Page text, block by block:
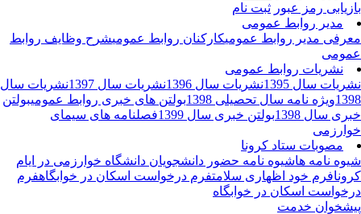
رمز عبور ثبت نام
مدیر روابط عمومی
مدیر روابط عمومیکارکنان روابط عمومیشرح وظایف روابط
نشریات روابط عمومی
سال 1395
نشریات سال 1396 نشریات سال 1397
نشریات سال
ویژه نامه سال تحصیلی 1398 بولتن های خبری روابط عمومیبولتن
سال 1398
بولتن خبری سال 1399
فصلنامه های سیمای
مصوبات ستاد کرونا
نامه هاشیوه نامه حضور دانشجویان دانشگاه خوارزمی در ایام
فرم خود اظهاری سلامتفرم درخواست اسکان در خوابگاهفرم
اسکان در خوابگاه
خدمت